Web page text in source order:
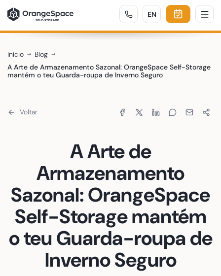
ENENGLISH
Início
Blog
A Arte de Armazenamento Sazonal: OrangeSpace Self-Storage
mantém o teu Guarda-roupa de Inverno Seguro
Voltar Partilhar:
A Arte de
Armazenamento
Sazonal: OrangeSpace
Self-Storage mantém
o teu Guarda-roupa de
Inverno Seguro